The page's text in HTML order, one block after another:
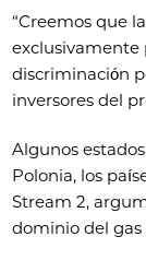
“Creemos que
exclusivamente
discriminación
inversores del
Algunos
Polonia, los
Stream 2,
dominio del gas